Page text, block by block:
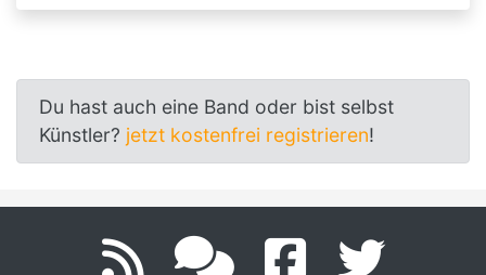
Du hast auch eine Band oder bist selbst
Künstler? jetzt kostenfrei registrieren!